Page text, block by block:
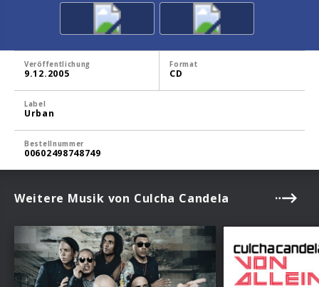
Veröffentlichung
9.12.2005
Format
CD
Label
Urban
Bestellnummer
00602498748749
Weitere Musik von Culcha Candela